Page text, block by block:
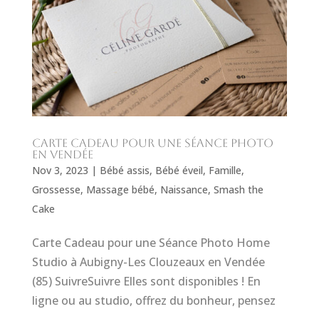
Carte cadeau pour une séance photo
en Vendée
Nov 3, 2023 | Bébé assis, Bébé éveil, Famille,
Grossesse, Massage bébé, Naissance, Smash the
Cake
Carte Cadeau pour une Séance Photo Home
Studio à Aubigny-Les Clouzeaux en Vendée
(85) SuivreSuivre Elles sont disponibles ! En
ligne ou au studio, offrez du bonheur, pensez